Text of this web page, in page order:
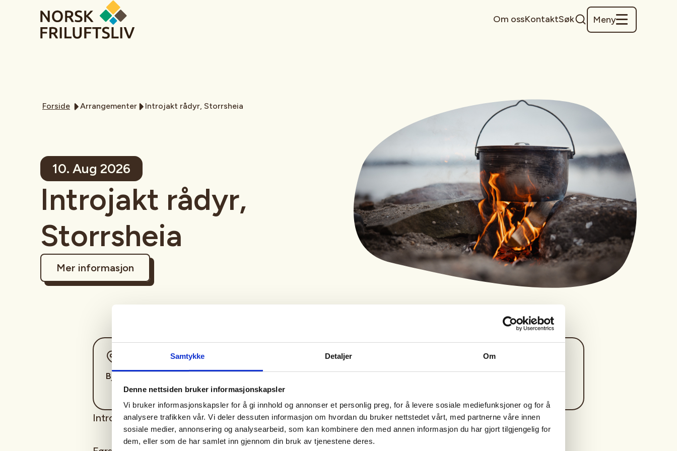
Samtykke Detaljer Om
Denne nettsiden bruker informasjonskapsler
Vi bruker informasjonskapsler for å gi innhold og annonser et personlig preg, for å levere sosiale mediefunksjoner og for å
analysere trafikken vår. Vi deler dessuten informasjon om hvordan du bruker nettstedet vårt, med partnerne våre innen
sosiale medier, annonsering og analysearbeid, som kan kombinere den med annen informasjon du har gjort tilgjengelig for
dem, eller som de har samlet inn gjennom din bruk av tjenestene deres.
Om ossKontaktSøk Meny
Forside Arrangementer Introjakt rådyr, Storrsheia
10. Aug 2026
Introjakt rådyr,
Storrsheia
Mer informasjon
Bjerkreim
Kl. 18.00 - 21.00
Kontaktperson
https://91381736
Introjakt rådyr for 2 stk.